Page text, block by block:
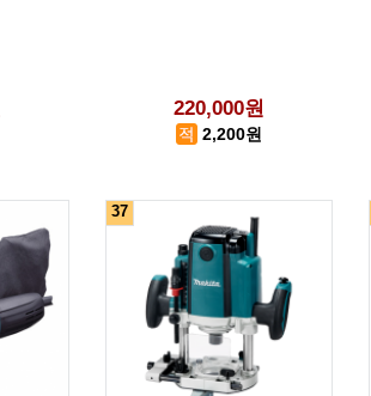
220,000원
2,200원
37